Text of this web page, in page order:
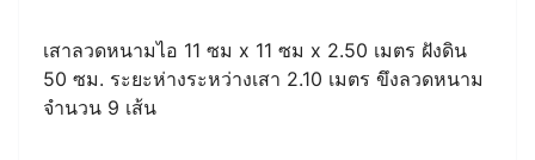
เสาลวดหนามไอ 11 ซม x 11 ซม x 2.50 เมตร ฝังดิน
50 ซม. ระยะห่างระหว่างเสา 2.10 เมตร ขึงลวดหนาม
จำนวน 9 เส้น